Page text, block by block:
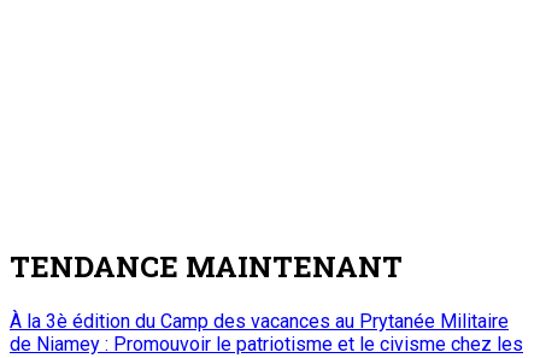
TENDANCE MAINTENANT
À la 3è édition du Camp des vacances au Prytanée Militaire
de Niamey : Promouvoir le patriotisme et le civisme chez les